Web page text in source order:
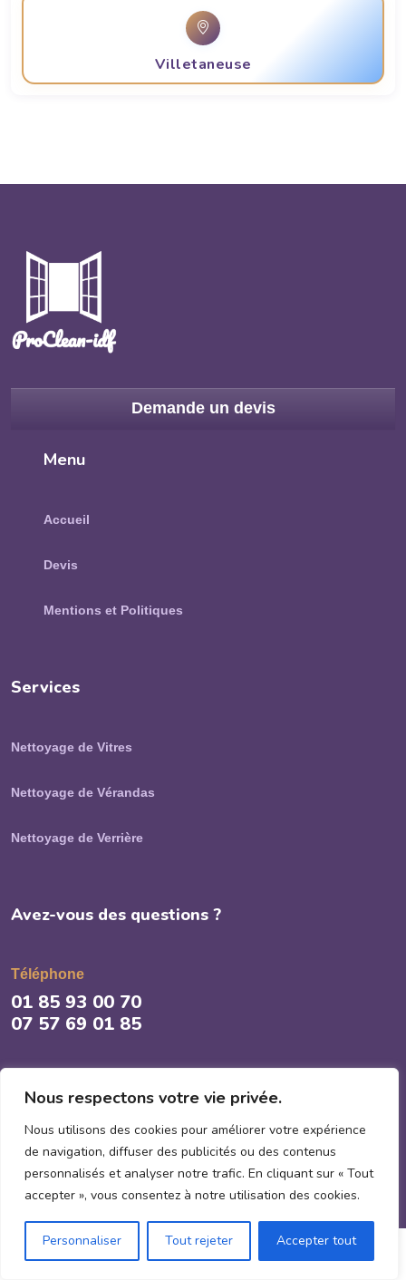
Nous respectons votre vie privée.
Nous utilisons des cookies pour améliorer votre expérience
de navigation, diffuser des publicités ou des contenus
personnalisés et analyser notre trafic. En cliquant sur « Tout
accepter », vous consentez à notre utilisation des cookies.
Personnaliser Tout rejeter Accepter tout
Villetaneuse
Demande un devis
Menu
Accueil
Devis
Mentions et Politiques
Services
Nettoyage de Vitres
Nettoyage de Vérandas
Nettoyage de Verrière
Avez-vous des questions ?
Téléphone
01 85 93 00 70
07 57 69 01 85
E-mail
contact@proclean-idf.fr
© Copyright 2025